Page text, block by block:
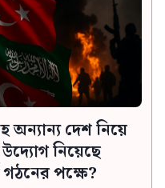
অন্যান্য দেশ নিয়ে
নিয়েছে
পক্ষে?